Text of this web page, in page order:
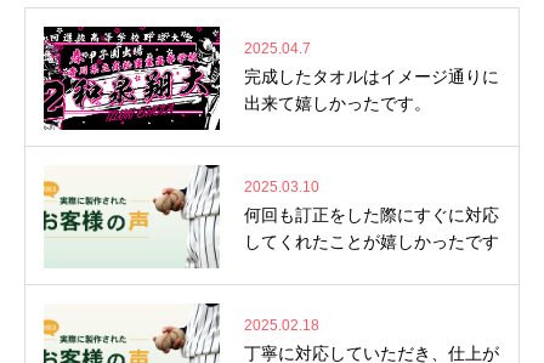
2025.04.7
完成したタオルはイメージ通りに
出来て嬉しかったです。
2025.03.10
何回も訂正をした際にすぐに対応
してくれたことが嬉しかったです
2025.02.18
丁寧に対応していただき、仕上が